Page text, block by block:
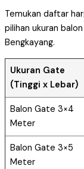
Temukan daftar
pilihan ukuran
Bengkayang.
Ukuran Gate
(Tinggi x Lebar)
Balon Gate 3×4
Meter
Balon Gate 3×5
Meter